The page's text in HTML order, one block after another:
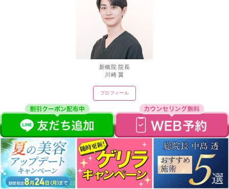
新橋院 院長
川崎 翼
プロフィール
渋谷美容外科クリニックには
日本美容外科学会,国際形成外科学会会員,
日本美容皮膚科学会会員,日本抗加齢医学会会員,
日本形成外科学会 形成外科専門医,麻酔科標榜医,
日本頭蓋顎顔面外科学会会員など様々な科目の専門医
等が在籍しており、医師監修のもと運営を行っております